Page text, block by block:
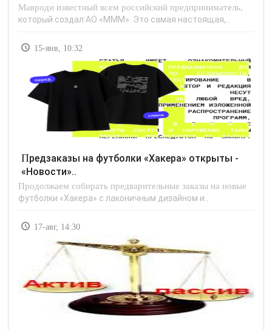
Мавроди известный всем российский предприниматель,
который создал АО «МММ». Это самая настоящая,..
15-янв, 10:32
Предзаказы на футболки «Хакера» открыты -
«Новости»..
Продолжаем собирать предварительные заказы на новые
футболки «Хакера» с лаконичным дизайном и..
17-авг, 14:30